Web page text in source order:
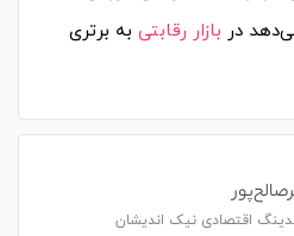
در بازار رقابتیبه برتری
اقتصادی نیک اندیشان